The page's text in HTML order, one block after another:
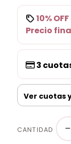
10% OFF
Precio
3
Ver cuotas
CANTIDAD −